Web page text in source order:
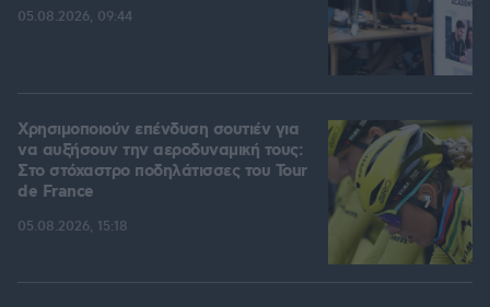
05.08.2026, 09:44
Χρησιμοποιούν επένδυση σουτιέν για
να αυξήσουν την αεροδυναμική τους:
Στο στόχαστρο ποδηλάτισσες του Tour
de France
05.08.2026, 15:18